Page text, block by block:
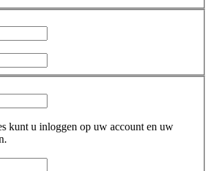
kunt u inloggen op uw account en uw